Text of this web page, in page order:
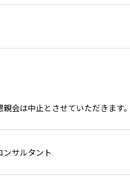
会は中止とさせていただきます。
サルタント